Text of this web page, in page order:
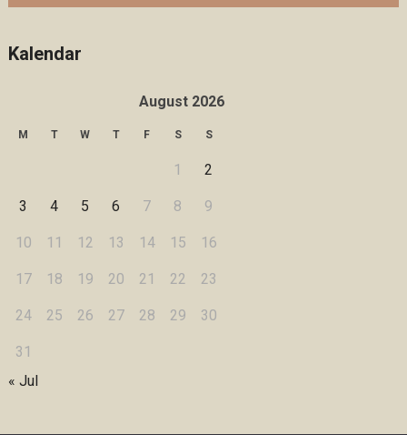
Kalendar
August 2026
M T W T F S S
1 2
3 4 5 6 7 8 9
10 11 12 13 14 15 16
17 18 19 20 21 22 23
24 25 26 27 28 29 30
31
« Jul